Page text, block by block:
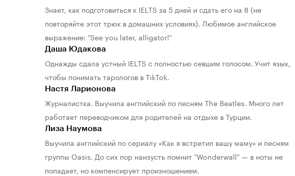
Знает, как подготовиться к IELTS за 5 дней и сдать его на 8 (не
повторяйте этот трюк в домашних условиях). Любимое английское
выражение: "See you later, alligator!"
Даша Юдакова
Однажды сдала устный IELTS с полностью севшим голосом. Учит язык,
чтобы понимать тарологов в TikTok.
Настя Ларионова
Журналистка. Выучила английский по песням The Beatles. Много лет
работает переводчиком для родителей на отдыхе в Турции.
Лиза Наумова
Выучила английский по сериалу «Как я встретил вашу маму» и песням
группы Oasis. До сих пор наизусть помнит "Wonderwall" — в ноты не
попадает, но компенсирует произношением.